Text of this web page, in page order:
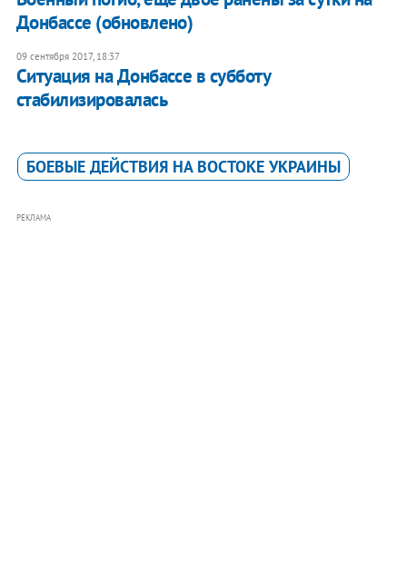
Донбассе (обновлено)
09 сентября 2017, 18:37
Ситуация на Донбассе в субботу
стабилизировалась
БОЕВЫЕ ДЕЙСТВИЯ НА ВОСТОКЕ УКРАИНЫ
РЕКЛАМА